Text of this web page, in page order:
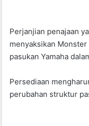
Perjanjian penajaan
menyaksikan
pasukan Yamaha
Persediaan
perubahan struktur